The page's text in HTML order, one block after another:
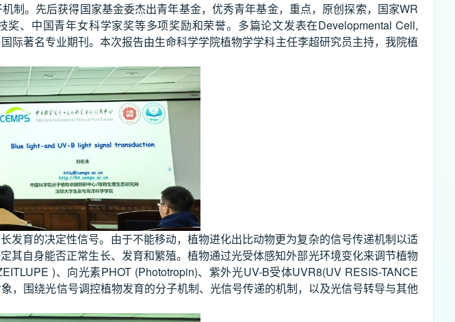
制。先后获得国家基金委杰出青年基金，优秀青年基金，重点，原创探索，国家WR
、中国青年女科学家奖等多项奖励和荣誉。多篇论文发表在Developmental Cell,
际著名专业期刊。本次报告由生命科学学院植物学学科主任李超研究员主持，我院植
育的决定性信号。由于不能移动，植物进化出比动物更为复杂的信号传递机制以适
自身能否正常生长、发育和繁殖。植物通过光受体感知外部光环境变化来调节植物
)、向光素PHOT (Phototropin)、紫外光UV-B受体UVR8(UV RESIS-TANCE
，围绕光信号调控植物发育的分子机制、光信号传递的机制，以及光信号转导与其他